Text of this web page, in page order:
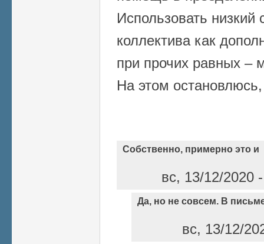
Использовать низкий
коллектива как
при прочих равных –
На этом
Собственно, примерно это и
вс, 13/12/2020
Да, но не совсем. В
вс, 13/12/